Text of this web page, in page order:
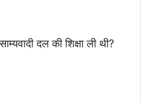
दल की शिक्षा ली थी?